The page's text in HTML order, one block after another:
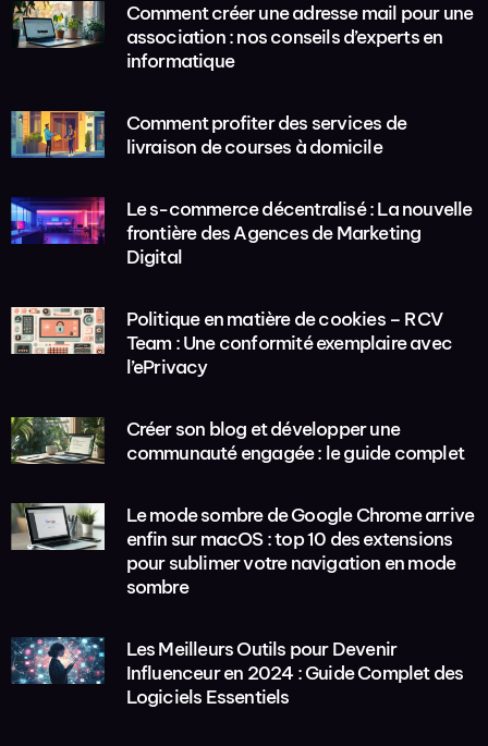
Comment créer une adresse mail pour une
association : nos conseils d’experts en
informatique
Comment profiter des services de
livraison de courses à domicile
Le s-commerce décentralisé : La nouvelle
frontière des Agences de Marketing
Digital
Politique en matière de cookies – RCV
Team : Une conformité exemplaire avec
l’ePrivacy
Créer son blog et développer une
communauté engagée : le guide complet
Le mode sombre de Google Chrome arrive
enfin sur macOS : top 10 des extensions
pour sublimer votre navigation en mode
sombre
Les Meilleurs Outils pour Devenir
Influenceur en 2024 : Guide Complet des
Logiciels Essentiels